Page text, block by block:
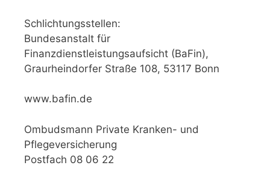
Schlichtungsstellen:
Bundesanstalt für
Finanzdienstleistungsaufsicht (BaFin),
Graurheindorfer Straße 108, 53117 Bonn
www.bafin.de
Ombudsmann Private Kranken- und
Pflegeversicherung
Postfach 08 06 22